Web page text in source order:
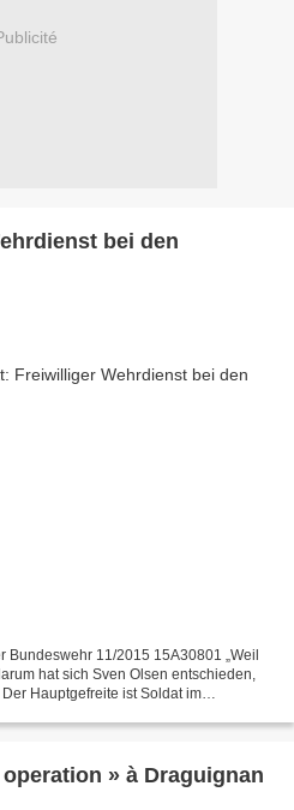
bei den
Bundeswehr 11/2015 15A30801 „Weil
hat sich Sven Olsen entschieden,
Hauptgefreite ist Soldat im
» à Draguignan